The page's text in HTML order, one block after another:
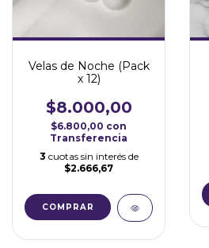
Velas de Noche (Pack
x 12)
$8.000,00
$6.800,00 con
Transferencia
3 cuotas sin interés de
$2.666,67